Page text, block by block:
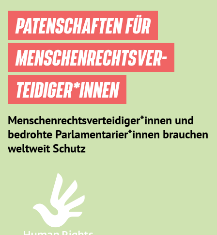
PATENSCHAFTEN FÜR
MENSCHEN­RECHTS­VER­
TEIDIGER­*INNEN
Menschenrechtsverteidiger*innen und
bedrohte Parlamentarier*innen brauchen
weltweit Schutz